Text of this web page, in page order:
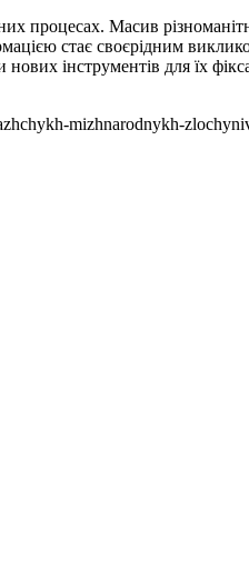
процесах. Масив
стає своєрідним
інструментів для їх
mizhnarodnykh-